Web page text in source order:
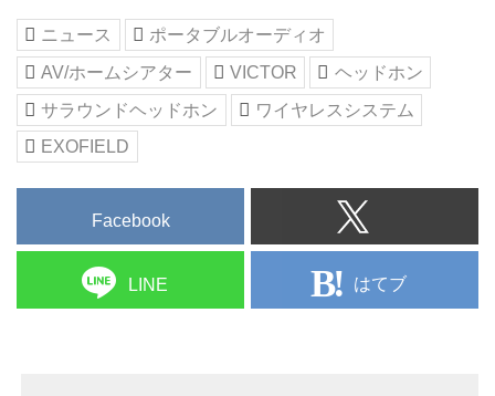
す。DolbyAtmosやDTS:Xなどの
マルチチャンネル(7.1.4ch)音源に
対応した「XP-EXT1」のイベン
トや体験スポット、キャンペーン
情報満載のコンセプトサイト。
ニュース
ポータブルオーディオ
AV/ホームシアター
VICTOR
ヘッドホン
サラウンドヘッドホン
ワイヤレスシステム
EXOFIELD
Facebook
LINE はてブ